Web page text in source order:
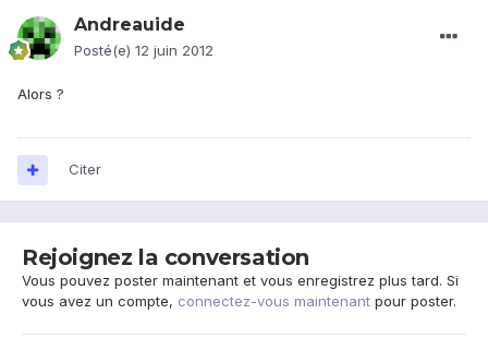
Andreauide
Posté(e) 12 juin 2012
Alors ?
Citer
Rejoignez la conversation
Vous pouvez poster maintenant et vous enregistrez plus tard. Si
vous avez un compte, connectez-vous maintenant pour poster.